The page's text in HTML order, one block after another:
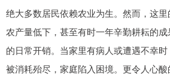
绝大多数居民依赖农业为生。然而，这里
农产量低下，甚至有时一年辛勤耕耘的
的日常开销。当家里有病人或遭遇不幸
被消耗殆尽，家庭陷入困境。更令人心